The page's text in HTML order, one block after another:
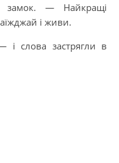
замок. — Найкращі
і живи.
і слова застрягли в